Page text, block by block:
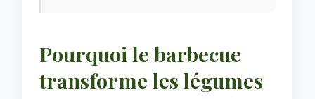
Pourquoi le barbecue
transforme les légumes